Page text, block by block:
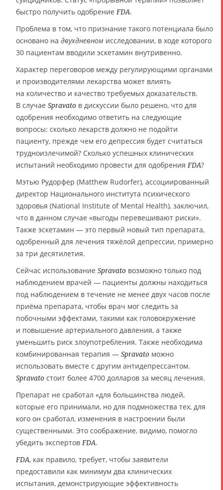
быстро получить одобрение FDA.
Проблема в том, что признание такого потенциала было
основано на двухдневном исследовании, в ходе которого
30 пациентам вводили эскетамин внутривенно.
Характер переговоров между регулирующими органами
и производителями лекарства может влиять
на количество и качество требуемых доказательств.
В случае Spravato в дискуссии было решено, что для
одобрения необходимо ответить на следующие
вопросы: сколько лекарств должно не подойти
пациенту, прежде чем его депрессия будет считаться
трудноизлечимой? Сколько успешных клинических
испытаний необходимо провести для одобрения FDA?
Мэтью Рудорфер (Matthew Rudorfer), ассоциированный
директор Национального института психического
здоровья (National Institute of Mental Health), заключил,
что в данном случае «выгоды перевешивают риски».
Также эскетамин — это первый новый тип препарата,
одобренный для лечения тяжёлой депрессии, примерно
за три десятилетия.
Сейчас использование Spravato возможно только под
наблюдением врачей — пациенты должны находиться
под наблюдением в течение не менее двух часов после
приёма препарата, чтобы врач мог следить за
побочными эффектами, такими как головокружение
и повышение артериального давления, а также
уменьшить риск злоупотребления. Также необходима
комбинированная терапия — Spravato можно
использовать вместе с другим антидепрессантом.
Spravato стоит более 4700 долларов за месяц лечения.
Препарат не сработал «для большинства людей,
которые его принимали, но для подмножества тех, для
кого он сработал, изменения в настроении были
существенными. Это соображение, видимо, помогло
убедить экспертов FDA.
FDA, как правило, требует, чтобы заявители
предоставили как минимум два клинических
испытания, демонстрирующие эффективность